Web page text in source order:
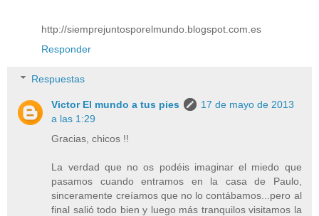
http://siemprejuntosporelmundo.blogspot.com.es
Responder
Respuestas
Victor El mundo a tus pies
17 de mayo de 2013
a las 1:29
Gracias, chicos !!
La verdad que no os podéis imaginar el miedo que
pasamos cuando entramos en la casa de Paulo,
sinceramente creíamos que no lo contábamos...pero al
final salió todo bien y luego más tranquilos visitamos la